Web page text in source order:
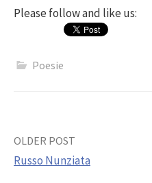
Please follow and like us:
Poesie
Post
OLDER POST
Russo Nunziata